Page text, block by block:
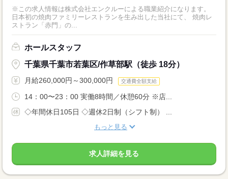
※この求人情報は株式会社エンクルーによる職業紹介になります。
日本初の焼肉ファミリーレストランを生み出した当社にて、 焼肉レ
ストラン「赤門」の...
ホールスタッフ
千葉県千葉市若葉区/作草部駅（徒歩 18分）
月給260,000円～300,000円 交通費全額支給
14：00〜23：00 実働8時間／休憩60分 ※店...
◇年間休日105日 ◇週休2日制（シフト制） ...
もっと見る
求人詳細を見る